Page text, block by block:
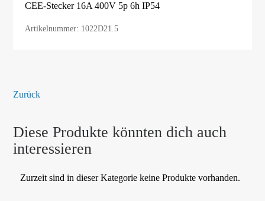
CEE-Stecker 16A 400V 5p 6h IP54
Artikelnummer: 1022D21.5
Zurück
Diese Produkte könnten dich auch
interessieren
Zurzeit sind in dieser Kategorie keine Produkte vorhanden.